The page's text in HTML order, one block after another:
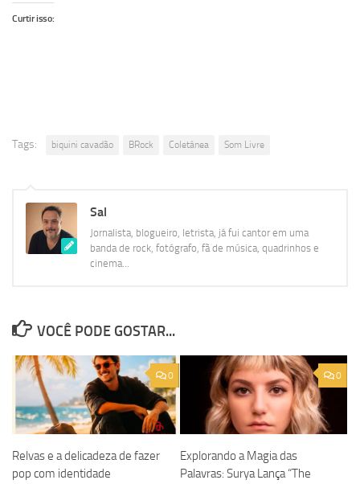
Curtir isso:
Tags: biquini cavadão BRock Coletânea Som Livre
Sal
Jornalista, blogueiro, letrista, já fui cantor em uma
banda de rock, fotógrafo, fã de música, quadrinhos e
cinema...
VOCÊ PODE GOSTAR...
0
Relvas e a delicadeza de fazer
pop com identidade
0
Explorando a Magia das
Palavras: Surya Lança “The